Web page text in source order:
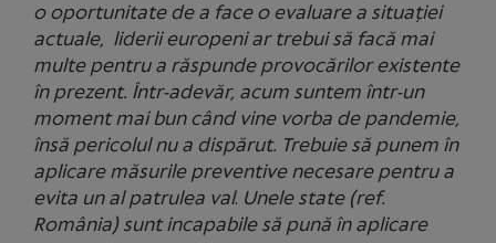
o oportunitate de a face o evaluare a situației
actuale, liderii europeni ar trebui să facă mai
multe pentru a răspunde provocărilor existente
în prezent. Într-adevăr, acum suntem într-un
moment mai bun când vine vorba de pandemie,
însă pericolul nu a dispărut. Trebuie să punem în
aplicare măsurile preventive necesare pentru a
evita un al patrulea val. Unele state (ref.
România) sunt incapabile să pună în aplicare